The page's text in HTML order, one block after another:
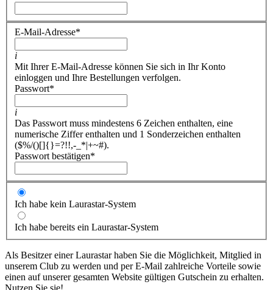
E-Mail-Adresse*
i
Mit Ihrer E-Mail-Adresse können Sie sich in Ihr Konto
einloggen und Ihre Bestellungen verfolgen.
Passwort*
i
Das Passwort muss mindestens 6 Zeichen enthalten, eine
numerische Ziffer enthalten und 1 Sonderzeichen enthalten
($%/()[]{}=?!!,-_*|+~#).
Passwort bestätigen*
Ich habe kein Laurastar-System
Ich habe bereits ein Laurastar-System
Als Besitzer einer Laurastar haben Sie die Möglichkeit, Mitglied in
unserem Club zu werden und per E-Mail zahlreiche Vorteile sowie
einen auf unserer gesamten Website gültigen Gutschein zu erhalten.
Nutzen Sie sie!